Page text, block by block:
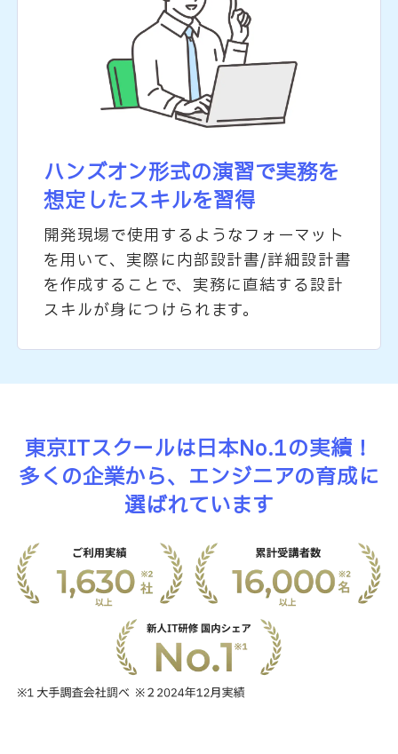
ハンズオン形式の演習で実務を
想定したスキルを習得
開発現場で使用するようなフォーマット
を用いて、実際に内部設計書/詳細設計書
を作成することで、実務に直結する設計
スキルが身につけられます。
東京ITスクールは日本No.1の実績！
多くの企業から、エンジニアの育成に
選ばれています